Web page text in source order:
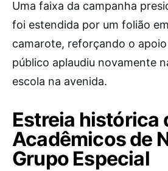
Uma faixa da campanha
foi estendida por um folião
camarote, reforçando o
público aplaudiu novamente
escola na avenida.
Estreia histórica
Acadêmicos de
Grupo Especial